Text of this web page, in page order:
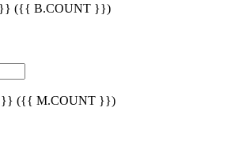
({{ B.COUNT }})
}} ({{ M.COUNT }})